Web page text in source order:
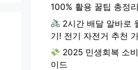
100% 활용 꿀팁 총정리
2시간 배달 알바로
기! 전기 자전거 추천
2025 민생회복 소
이드